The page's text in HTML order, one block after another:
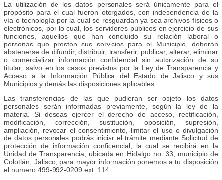
La utilización de los datos personales será únicamente para el
propósito para el cual fueron otorgados, con independencia de la
vía o tecnología por la cual se resguardan ya sea archivos físicos o
electrónicos, por lo cual, los servidores públicos en ejercicio de sus
funciones, aquellos que han concluido su relación laboral o
personas que presten sus servicios para el Municipio, deberán
abstenerse de difundir, distribuir, transferir, publicar, alterar, eliminar
o comercializar información confidencial sin autorización de su
titular, salvo en los casos previstos por la Ley de Transparencia y
Acceso a la Información Pública del Estado de Jalisco y sus
Municipios y demás las disposiciones aplicables.
Las transferencias de las que pudieran ser objeto los datos
personales serán informadas previamente, según la ley de la
materia. Si deseas ejercer el derecho de acceso, rectificación,
modificación, corrección, sustitución, oposición, supresión,
ampliación, revocar el consentimiento, limitar el uso o divulgación
de datos personales podrás iniciar el trámite mediante Solicitud de
protección de información confidencial, la cual se recibirá en la
Unidad de Transparencia, ubicada en Hidalgo no. 33, municipio de
Colotlán, Jalisco, para mayor información ponemos a tu disposición
el numero 499-992-0209 ext. 114.